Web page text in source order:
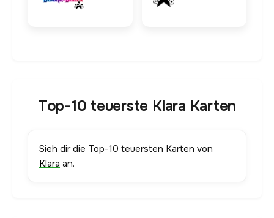
Top-10 teuerste Klara Karten
Sieh dir die Top-10 teuersten Karten von
Klara an.